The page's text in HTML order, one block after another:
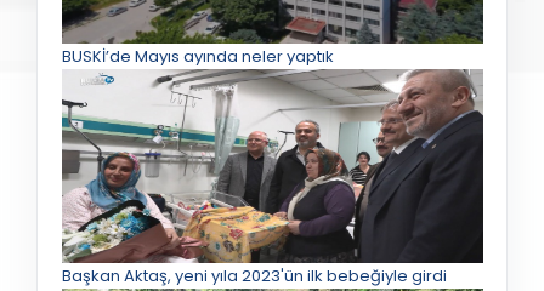
BUSKİ’de Mayıs ayında neler yaptık
Başkan Aktaş, yeni yıla 2023'ün ilk bebeğiyle girdi